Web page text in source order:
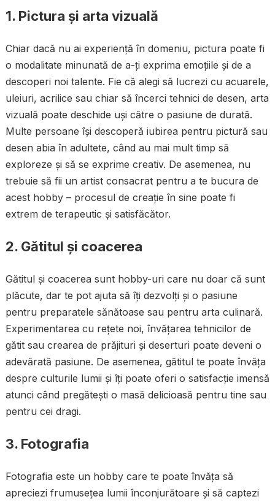
1. Pictura și arta vizuală
Chiar dacă nu ai experiență în domeniu, pictura poate fi
o modalitate minunată de a-ți exprima emoțiile și de a
descoperi noi talente. Fie că alegi să lucrezi cu acuarele,
uleiuri, acrilice sau chiar să încerci tehnici de desen, arta
vizuală poate deschide uși către o pasiune de durată.
Multe persoane își descoperă iubirea pentru pictură sau
desen abia în adultete, când au mai mult timp să
exploreze și să se exprime creativ. De asemenea, nu
trebuie să fii un artist consacrat pentru a te bucura de
acest hobby – procesul de creație în sine poate fi
extrem de terapeutic și satisfăcător.
2. Gătitul și coacerea
Gătitul și coacerea sunt hobby-uri care nu doar că sunt
plăcute, dar te pot ajuta să îți dezvolți și o pasiune
pentru preparatele sănătoase sau pentru arta culinară.
Experimentarea cu rețete noi, învățarea tehnicilor de
gătit sau crearea de prăjituri și deserturi poate deveni o
adevărată pasiune. De asemenea, gătitul te poate învăța
despre culturile lumii și îți poate oferi o satisfacție imensă
atunci când pregătești o masă delicioasă pentru tine sau
pentru cei dragi.
3. Fotografia
Fotografia este un hobby care te poate învăța să
apreciezi frumusețea lumii înconjurătoare și să captezi